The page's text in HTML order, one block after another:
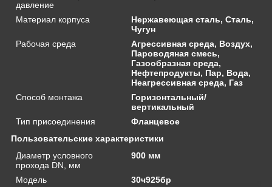
давление
Материал корпуса
Нержавеющая сталь, Сталь,
Чугун
Рабочая среда
Агрессивная среда, Воздух,
Пароводяная смесь,
Газообразная среда,
Нефтепродукты, Пар, Вода,
Неагрессивная среда, Газ
Способ монтажа
Горизонтальный/
вертикальный
Тип присоединения
Фланцевое
Пользовательские характеристики
Диаметр условного
прохода DN, мм
900 мм
Модель 30ч925бр